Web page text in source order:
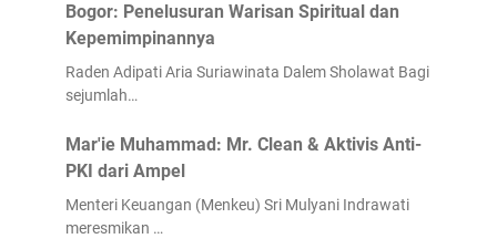
Bogor: Penelusuran Warisan Spiritual dan
Kepemimpinannya
Raden Adipati Aria Suriawinata Dalem Sholawat Bagi
sejumlah…
Mar'ie Muhammad: Mr. Clean & Aktivis Anti-
PKI dari Ampel
Menteri Keuangan (Menkeu) Sri Mulyani Indrawati
meresmikan …